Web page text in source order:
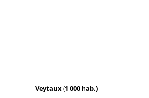
Veytaux (1 000 hab.)